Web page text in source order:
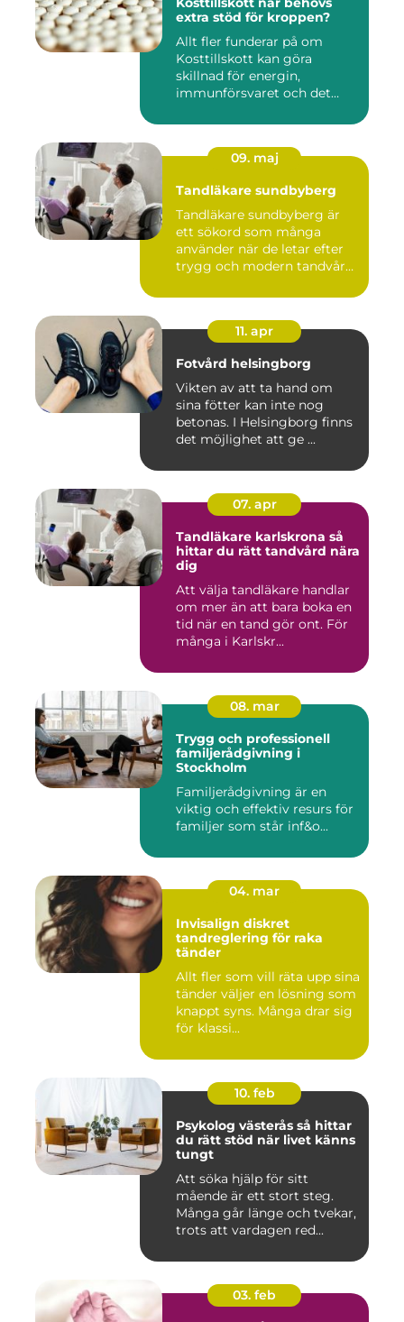
extra stöd för kroppen?
Allt fler funderar på om
Kosttillskott kan göra
skillnad för energin,
immunförsvaret och det
09. maj
Tandläkare sundbyberg
Tandläkare sundbyberg är
ett sökord som många
använder när de letar efter
trygg och modern tandvård
11. apr
Fotvård helsingborg
Vikten av att ta hand om
sina fötter kan inte nog
betonas. I Helsingborg finns
det möjlighet att ge ...
07. apr
Tandläkare karlskrona så
hittar du rätt tandvård nära
dig
Att välja tandläkare handlar
om mer än att bara boka en
tid när en tand gör ont. För
många i Karlskr...
08. mar
Trygg och professionell
familjerådgivning i
Stockholm
Familjerådgivning är en
viktig och effektiv resurs för
familjer som står inf&o...
04. mar
Invisalign diskret
tandreglering för raka
tänder
Allt fler som vill räta upp sina
tänder väljer en lösning som
knappt syns. Många drar sig
för klassi...
10. feb
Psykolog västerås så hittar
du rätt stöd när livet känns
tungt
Att söka hjälp för sitt
mående är ett stort steg.
Många går länge och tvekar,
trots att vardagen red...
03. feb